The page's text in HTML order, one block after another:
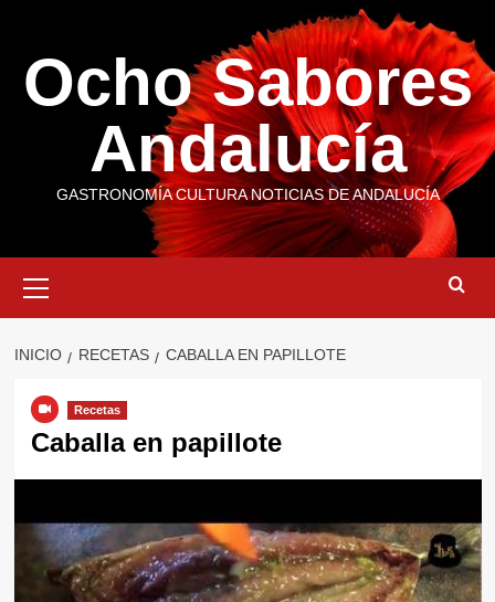
contenido
Ocho Sabores
Andalucía
GASTRONOMÍA CULTURA NOTICIAS DE ANDALUCÍA
primario
INICIO RECETAS CABALLA EN PAPILLOTE
Recetas
Caballa en papillote